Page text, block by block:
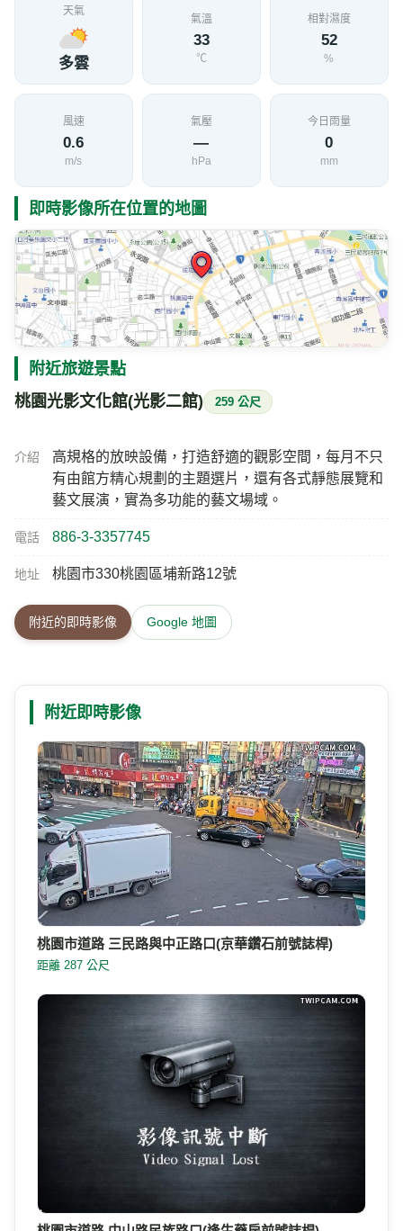
天氣
多雲
氣溫
33
℃
相對濕度
52
%
風速
0.6
m/s
氣壓
—
hPa
今日雨量
0
mm
即時影像所在位置的地圖
附近旅遊景點
桃園光影文化館(光影二館) 259 公尺
介紹
高規格的放映設備，打造舒適的觀影空間，每月不只
有由館方精心規劃的主題選片，還有各式靜態展覽和
藝文展演，實為多功能的藝文場域。
電話 886-3-3357745
地址 桃園市330桃園區埔新路12號
附近的即時影像 Google 地圖
附近即時影像
桃園市道路 三民路與中正路口(京華鑽石前號誌桿)
距離 287 公尺